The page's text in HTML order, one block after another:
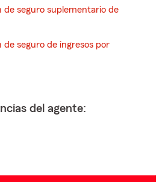
de seguro suplementario de
de seguro de ingresos por
del agente: